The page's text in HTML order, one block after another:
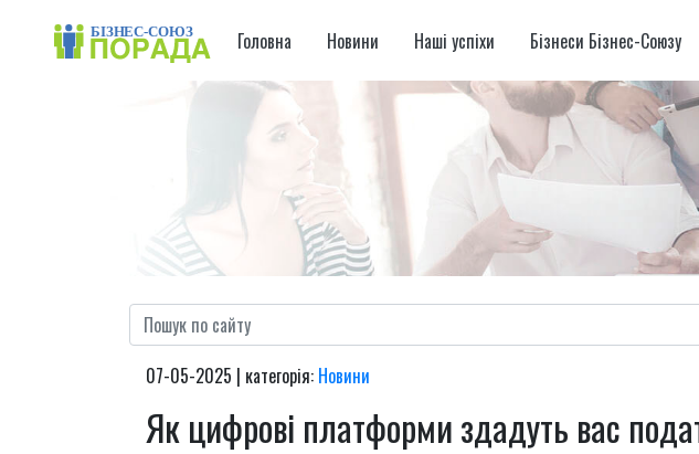
Головна Новини Наші успіхи Бізнеси Бізнес-Союзу
07-05-2025 | категорія: Новини
Як цифрові платформи здадуть вас